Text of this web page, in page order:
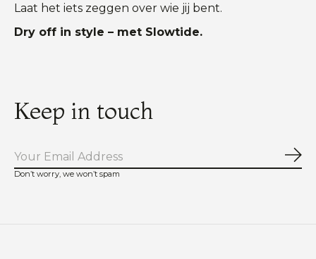
Laat het iets zeggen over wie jij bent.
Dry off in style – met Slowtide.
Keep in touch
Don’t worry, we won’t spam